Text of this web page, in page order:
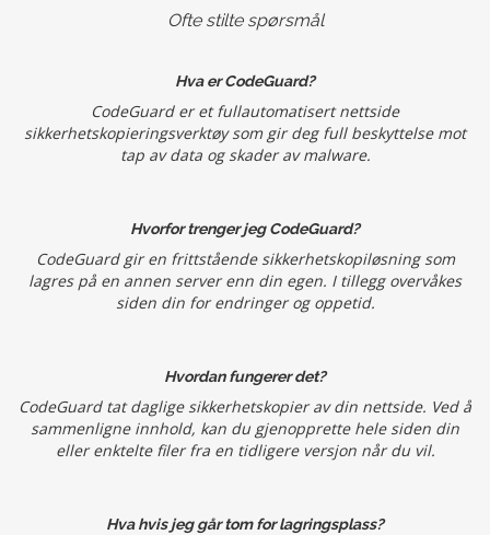
Ofte stilte spørsmål
Hva er CodeGuard?
CodeGuard er et fullautomatisert nettside
sikkerhetskopieringsverktøy som gir deg full beskyttelse mot
tap av data og skader av malware.
Hvorfor trenger jeg CodeGuard?
CodeGuard gir en frittstående sikkerhetskopiløsning som
lagres på en annen server enn din egen. I tillegg overvåkes
siden din for endringer og oppetid.
Hvordan fungerer det?
CodeGuard tat daglige sikkerhetskopier av din nettside. Ved å
sammenligne innhold, kan du gjenopprette hele siden din
eller enktelte filer fra en tidligere versjon når du vil.
Hva hvis jeg går tom for lagringsplass?